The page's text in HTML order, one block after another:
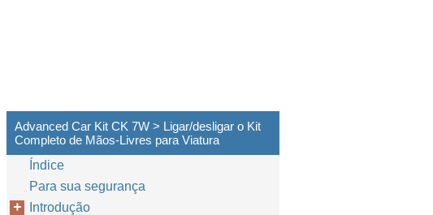
Advanced Car Kit CK 7W > Ligar/desligar o Kit
Completo de Mãos-Livres para Viatura
Índice
Para sua segurança
Introdução